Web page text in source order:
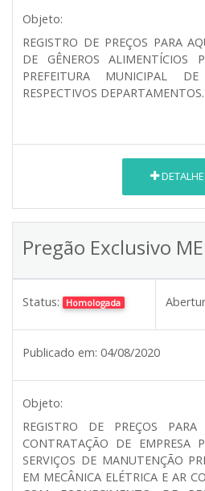
Objeto:
REGISTRO DE PREÇOS PARA
DE GÊNEROS ALIMENTÍCIOS
PREFEITURA MUNICIPAL
RESPECTIVOS DEPARTAMENTOS.
Pregão Exclusivo
Status: Homologada
Publicado em: 04/08/2020
Objeto:
REGISTRO DE PREÇOS
CONTRATAÇÃO DE EMPRESA
SERVIÇOS DE MANUTENÇÃO
EM MECÂNICA ELÉTRICA E AR